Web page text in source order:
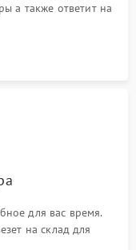
а также ответит на
для вас время.
на склад для